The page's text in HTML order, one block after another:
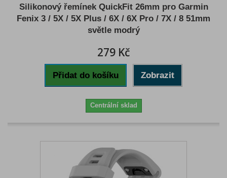
Silikonový řemínek QuickFit 26mm pro Garmin
Fenix 3 / 5X / 5X Plus / 6X / 6X Pro / 7X / 8 51mm
světle modrý
279 Kč
Přidat do košíku Zobrazit
Centrální sklad